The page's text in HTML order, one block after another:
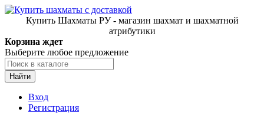
Купить Шахматы РУ - магазин шахмат и шахматной
атрибутики
Корзина ждет
Выберите любое предложение
Найти
Вход
Регистрация